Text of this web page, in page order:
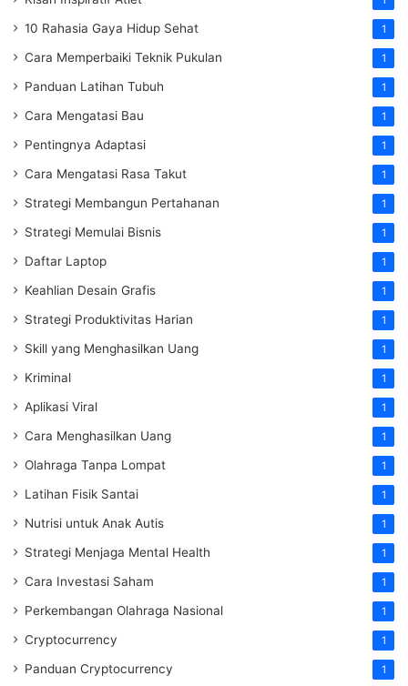
10 Rahasia Gaya Hidup Sehat 1
Cara Memperbaiki Teknik Pukulan 1
Panduan Latihan Tubuh 1
Cara Mengatasi Bau 1
Pentingnya Adaptasi 1
Cara Mengatasi Rasa Takut 1
Strategi Membangun Pertahanan 1
Strategi Memulai Bisnis 1
Daftar Laptop 1
Keahlian Desain Grafis 1
Strategi Produktivitas Harian 1
Skill yang Menghasilkan Uang 1
Kriminal 1
Aplikasi Viral 1
Cara Menghasilkan Uang 1
Olahraga Tanpa Lompat 1
Latihan Fisik Santai 1
Nutrisi untuk Anak Autis 1
Strategi Menjaga Mental Health 1
Cara Investasi Saham 1
Perkembangan Olahraga Nasional 1
Cryptocurrency 1
Panduan Cryptocurrency 1